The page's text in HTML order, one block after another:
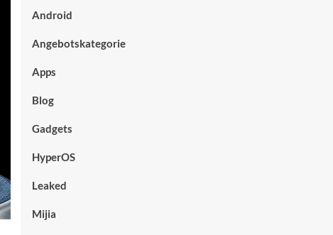
Android
Angebotskategorie
Apps
Blog
Gadgets
HyperOS
Leaked
Mijia